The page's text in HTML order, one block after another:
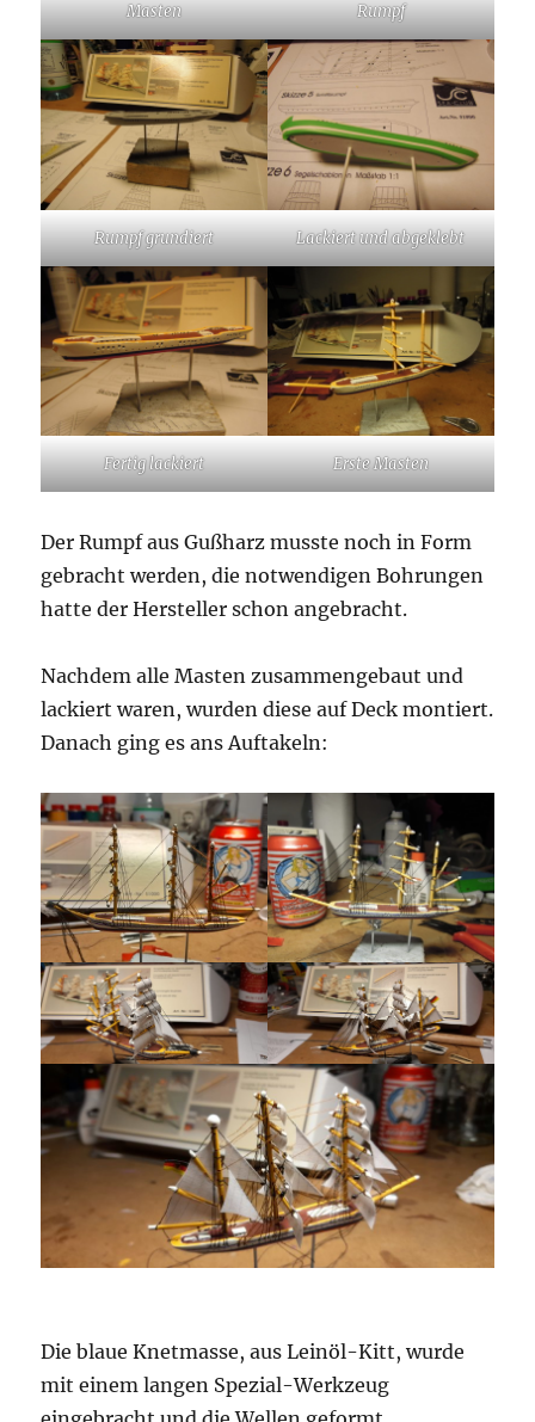
Masten Rumpf
Rumpf grundiert Lackiert und abgeklebt
Fertig lackiert Erste Masten
Der Rumpf aus Gußharz musste noch in Form
gebracht werden, die notwendigen Bohrungen
hatte der Hersteller schon angebracht.
Nachdem alle Masten zusammengebaut und
lackiert waren, wurden diese auf Deck montiert.
Danach ging es ans Auftakeln:
Die blaue Knetmasse, aus Leinöl-Kitt, wurde
mit einem langen Spezial-Werkzeug